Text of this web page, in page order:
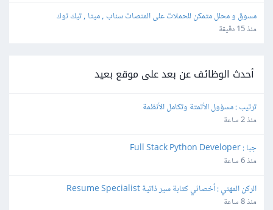
مسوق و محلل متمكن للحملات على المنصات سناب , ميتا , تيك توك
منذ 15 دقيقة
أحدث الوظائف عن بعد على موقع بعيد
ترتيب : مسؤول الأتمتة وتكامل الأنظمة
منذ 2 ساعة
جبا : Full Stack Python Developer
منذ 6 ساعة
الركن المهني : أخصائي كتابة سير ذاتية Resume Specialist
منذ 8 ساعة